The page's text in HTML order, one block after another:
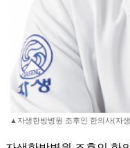
▲자생한방병원 조후인 한의사(자